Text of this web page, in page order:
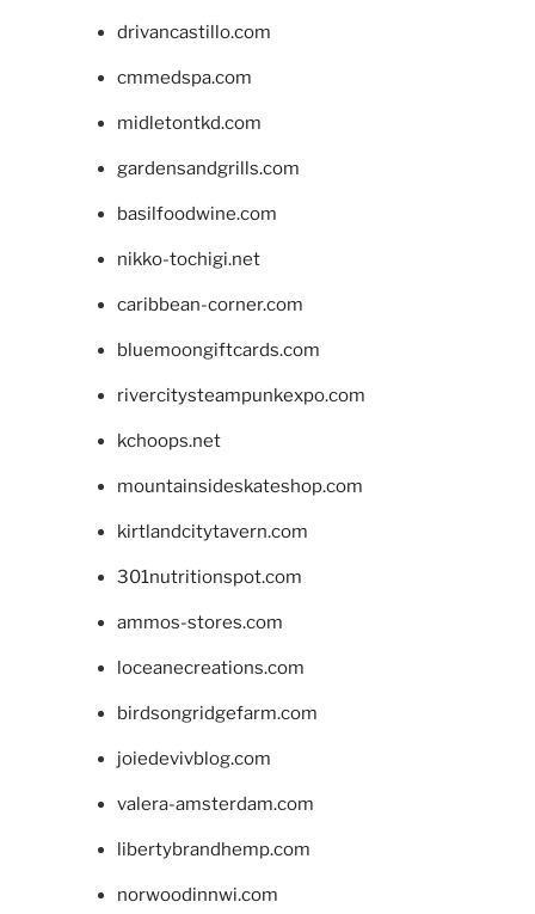
drivancastillo.com
cmmedspa.com
midletontkd.com
gardensandgrills.com
basilfoodwine.com
nikko-tochigi.net
caribbean-corner.com
bluemoongiftcards.com
rivercitysteampunkexpo.com
kchoops.net
mountainsideskateshop.com
kirtlandcitytavern.com
301nutritionspot.com
ammos-stores.com
loceanecreations.com
birdsongridgefarm.com
joiedevivblog.com
valera-amsterdam.com
libertybrandhemp.com
norwoodinnwi.com